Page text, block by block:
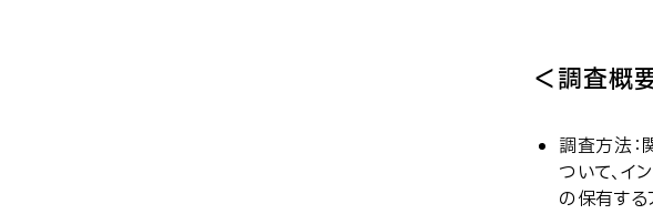
＜調査概
調査方法
ついて、
の保有する